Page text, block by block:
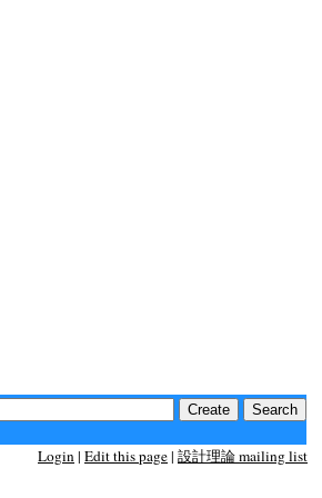
Login| Edit this page| 設計理論 mailing list